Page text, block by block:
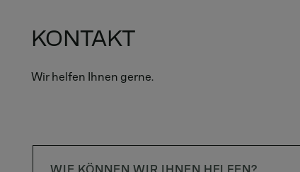
KONTAKT
Wir helfen Ihnen gerne.